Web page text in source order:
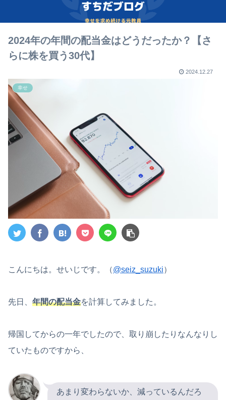
2024年の年間の配当金はどうだったか？【さ
らに株を買う30代】
2024.12.27
幸せ
こんにちは。せいじです。（@seiz_suzuki）
先日、 年間の配当金を計算してみました。
帰国してからの一年でしたので、取り崩したりなんなりし
ていたものですから、
あまり変わらないか、減っているんだろ